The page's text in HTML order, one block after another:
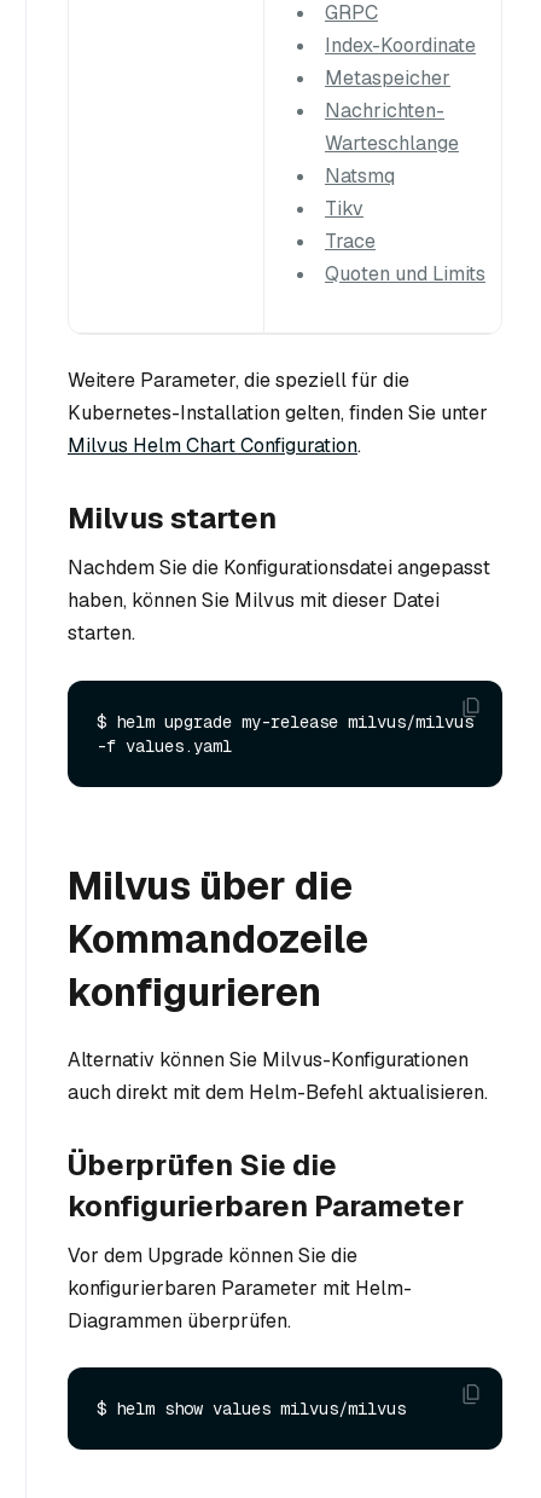
GRPC
Index-Koordinate
Metaspeicher
Nachrichten-
Warteschlange
Natsmq
Tikv
Trace
Quoten und Limits
Weitere Parameter, die speziell für die
Kubernetes-Installation gelten, finden Sie unter
Milvus Helm Chart Configuration.
Milvus starten
Nachdem Sie die Konfigurationsdatei angepasst
haben, können Sie Milvus mit dieser Datei
starten.
$ helm upgrade my-release milvus/milvus
Milvus über die
Kommandozeile
konfigurieren
Alternativ können Sie Milvus-Konfigurationen
auch direkt mit dem Helm-Befehl aktualisieren.
Überprüfen Sie die
konfigurierbaren Parameter
Vor dem Upgrade können Sie die
konfigurierbaren Parameter mit Helm-
Diagrammen überprüfen.